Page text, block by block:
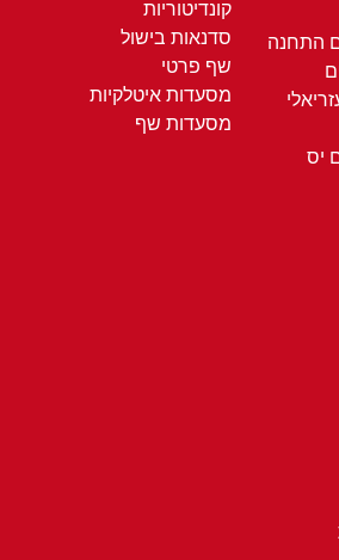
התחנה
יס
קונדיטוריות
סדנאות בישול
שף פרטי
מסעדות איטלקיות
מסעדות שף